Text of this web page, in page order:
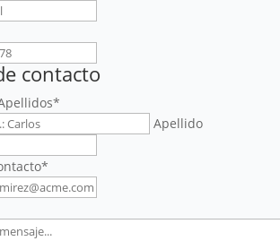
contacto
*
Apellido
*